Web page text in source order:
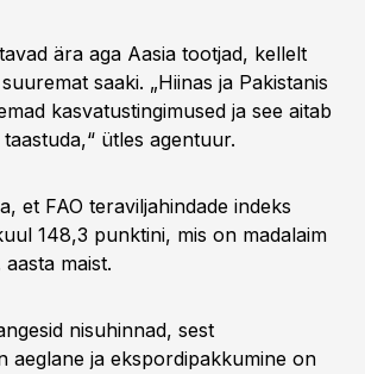
ära aga Aasia tootjad, kellelt
saaki. „Hiinas ja Pakistanis
kasvatustingimused ja see aitab
ütles agentuur.
et FAO teraviljahindade indeks
148,3 punktini, mis on madalaim
maist.
nisuhinnad, sest
aeglane ja ekspordipakkumine on